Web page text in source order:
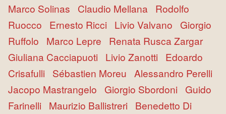
Marco Solinas
Claudio Mellana Rodolfo
Ruocco
Ernesto Ricci Livio Valvano
Giorgio
Ruffolo
Marco Lepre
Renata Rusca Zargar
Giuliana Cacciapuoti Livio Zanotti Edoardo
Crisafulli Sébastien Moreu Alessandro Perelli
Jacopo Mastrangelo
Giorgio Sbordoni Guido
Farinelli Maurizio Ballistreri Benedetto Di